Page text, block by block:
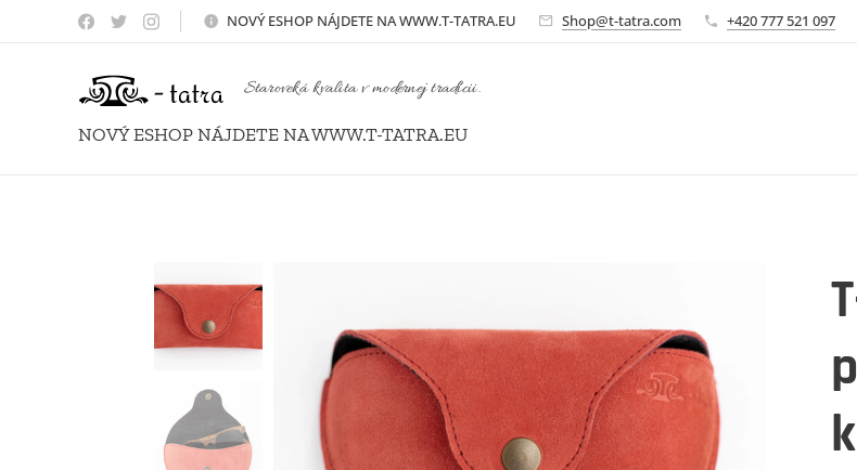
NOVÝESHOP NÁJDETE NA WWW.T-TATRA.EU Shop@t-tatra.com +420 777 521 097
Staroveká kvalita v modernej tradícii.
NOVÝ ESHOP NÁJDETE NA WWW.T-TATRA.EU